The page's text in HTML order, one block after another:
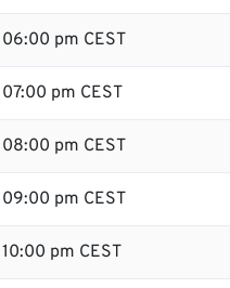
06:00 pm CEST
07:00 pm CEST
08:00 pm CEST
09:00 pm CEST
10:00 pm CEST